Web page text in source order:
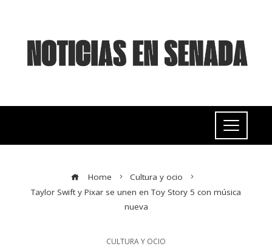
Home
Cultura y ocio
Taylor Swift y Pixar se unen en Toy Story 5 con música
nueva
CULTURA Y OCIO